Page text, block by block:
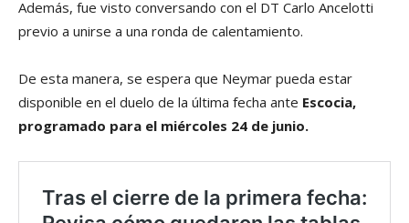
Además, fue visto conversando con el DT Carlo Ancelotti
previo a unirse a una ronda de calentamiento.
De esta manera, se espera que Neymar pueda estar
disponible en el duelo de la última fecha ante Escocia,
programado para el miércoles 24 de junio.